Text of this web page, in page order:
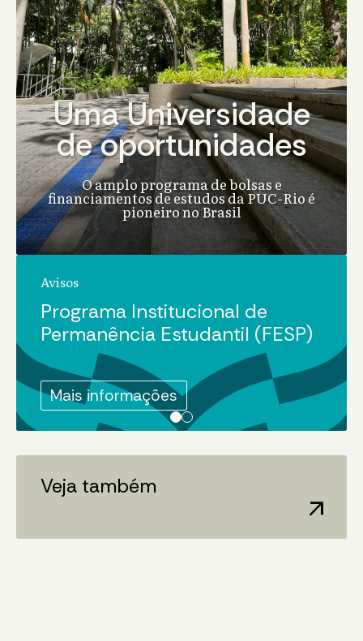
Uma Universidade
de oportunidades
O amplo programa de bolsas e
financiamentos de estudos da PUC-Rio é
pioneiro no Brasil
Avisos
Programa Institucional de
Permanência Estudantil (FESP)
Mais informações
Mais informações
Veja também
arrow_outward